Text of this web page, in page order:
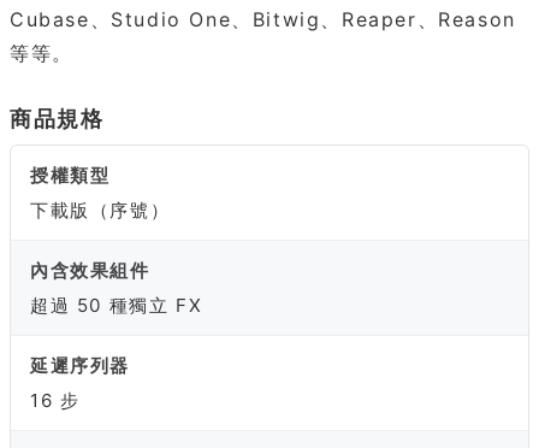
Cubase、Studio One、Bitwig、Reaper、Reason
等等。
商品規格
授權類型
下載版（序號）
內含效果組件
超過 50 種獨立 FX
延遲序列器
16 步